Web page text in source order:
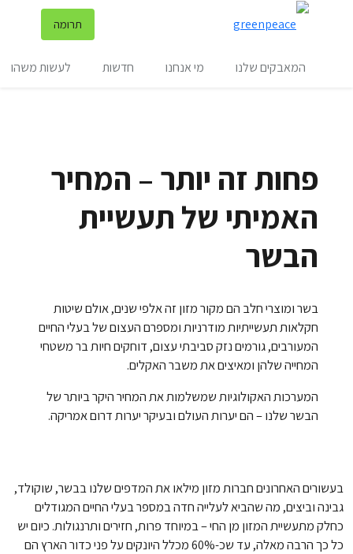
תרומה
המאבקים שלנו מי אנחנו חדשות לעשות משהו
פחות זה יותר – המחיר
האמיתי של תעשיית
הבשר
בשר ומוצרי חלב הם מקור מזון זה אלפי שנים, אולם שיטות
חקלאות תעשייתיות מודרניות ומספרם העצום של בעלי החיים
המעורבים, גורמים נזק סביבתי עצום, דוחקים חיות בר משטחי
המחייה שלהן ומאיצים את משבר האקלים.
המערכות האקולוגיות שמשלמות את המחיר היקר ביותר של
הבשר שלנו – הם יערות העולם ובעיקר יערות דרום אמריקה.
בעשורים האחרונים חברות מזון מילאו את המדפים שלנו בבשר, שוקולד,
גבינה וביצים, מה שהביא לעלייה חדה במספר בעלי החיים המגודלים
כחלק מתעשיית המזון מן החי – במיוחד פרות, חזירים ותרנגולות. כיום יש
כל כך הרבה מאלה, עד שכ-60% מכלל היונקים על פני כדור הארץ הם